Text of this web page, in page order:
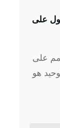
على
على
هو